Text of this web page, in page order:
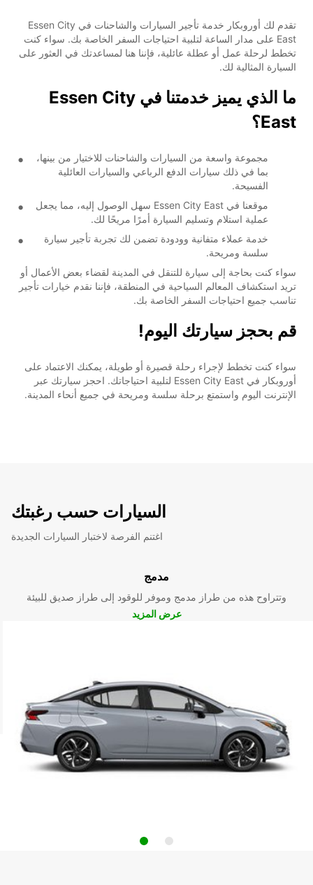
تقدم لك أوروبكار خدمة تأجير السيارات والشاحنات في Essen City
East على مدار الساعة لتلبية احتياجات السفر الخاصة بك. سواء كنت
تخطط لرحلة عمل أو عطلة عائلية، فإننا هنا لمساعدتك في العثور على
السيارة المثالية لك.
ما الذي يميز خدمتنا في Essen City
East؟
مجموعة واسعة من السيارات والشاحنات للاختيار من بينها،
بما في ذلك سيارات الدفع الرباعي والسيارات العائلية
الفسيحة.
موقعنا في Essen City East سهل الوصول إليه، مما يجعل
عملية استلام وتسليم السيارة أمرًا مريحًا لك.
خدمة عملاء متفانية وودودة تضمن لك تجربة تأجير سيارة
سلسة ومريحة.
سواء كنت بحاجة إلى سيارة للتنقل في المدينة لقضاء بعض الأعمال أو
تريد استكشاف المعالم السياحية في المنطقة، فإننا نقدم خيارات تأجير
تناسب جميع احتياجات السفر الخاصة بك.
قم بحجز سيارتك اليوم!
سواء كنت تخطط لإجراء رحلة قصيرة أو طويلة، يمكنك الاعتماد على
أوروبكار في Essen City East لتلبية احتياجاتك. احجز سيارتك عبر
الإنترنت اليوم واستمتع برحلة سلسة ومريحة في جميع أنحاء المدينة.
السيارات حسب رغبتك
اغتنم الفرصة لاختبار السيارات الجديدة
مدمج
وتتراوح هذه من طراز مدمج وموفر للوقود إلى طراز صديق للبيئة
عرض المزيد